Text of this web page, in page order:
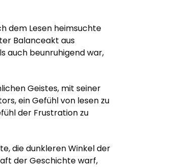
dem Lesen heimsuchte
Balanceakt aus
auch beunruhigend war,
Geistes, mit seiner
ein Gefühl von lesen zu
der Frustration zu
die dunkleren Winkel der
der Geschichte warf,